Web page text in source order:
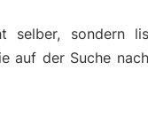
selber, sondern
auf der Suche